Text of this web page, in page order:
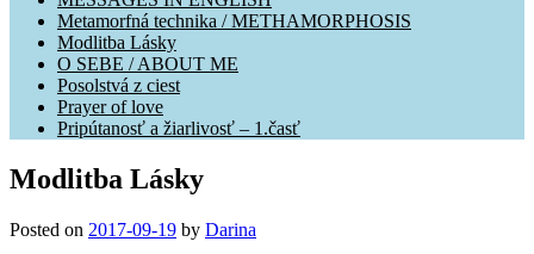
Metamorfná technika / METHAMORPHOSIS
Modlitba Lásky
O SEBE / ABOUT ME
Posolstvá z ciest
Prayer of love
Pripútanosť a žiarlivosť – 1.časť
Modlitba Lásky
Posted on 2017-09-19 by Darina